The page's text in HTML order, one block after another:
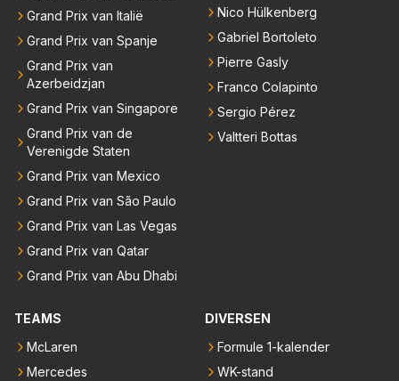
Grand Prix van Italië
Grand Prix van Spanje
Grand Prix van
Azerbeidzjan
Grand Prix van Singapore
Grand Prix van de
Verenigde Staten
Grand Prix van Mexico
Grand Prix van São Paulo
Grand Prix van Las Vegas
Grand Prix van Qatar
Grand Prix van Abu Dhabi
Nico Hülkenberg
Gabriel Bortoleto
Pierre Gasly
Franco Colapinto
Sergio Pérez
Valtteri Bottas
TEAMS
McLaren
Mercedes
DIVERSEN
Formule 1-kalender
WK-stand